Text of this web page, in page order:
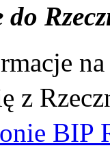
z
BIP